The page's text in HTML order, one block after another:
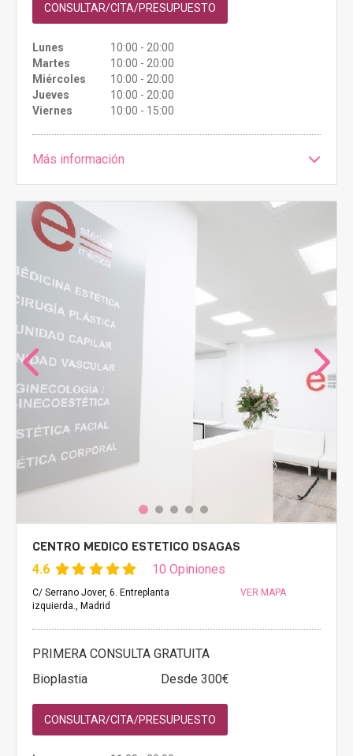
CONSULTAR/CITA/PRESUPUESTO
Lunes
10:00 - 20:00
Martes
10:00 - 20:00
Miércoles
10:00 - 20:00
Jueves
10:00 - 20:00
Viernes
10:00 - 15:00
Más información
CENTRO MEDICO ESTETICO DSAGAS
4.6 10 Opiniones
C/ Serrano Jover, 6. Entreplanta
izquierda., Madrid
VER MAPA
PRIMERA CONSULTA GRATUITA
Bioplastia
Desde 300€
CONSULTAR/CITA/PRESUPUESTO